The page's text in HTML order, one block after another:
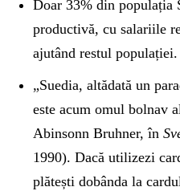
Doar 33% din populația
productivă, cu salariile
ajutând restul populației.
„Suedia, altădată un
este acum omul bolnav
Abinsonn Bruhner, în
1990). Dacă utilizezi
plătești dobânda la